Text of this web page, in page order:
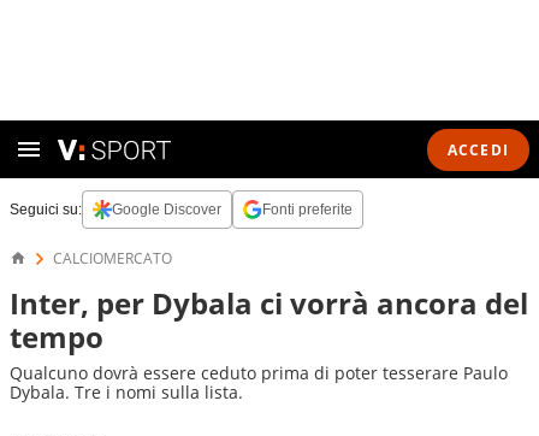
ACCEDI
Seguici su: Google Discover Fonti preferite
CALCIOMERCATO
Inter, per Dybala ci vorrà ancora del
tempo
Qualcuno dovrà essere ceduto prima di poter tesserare Paulo
Dybala. Tre i nomi sulla lista.